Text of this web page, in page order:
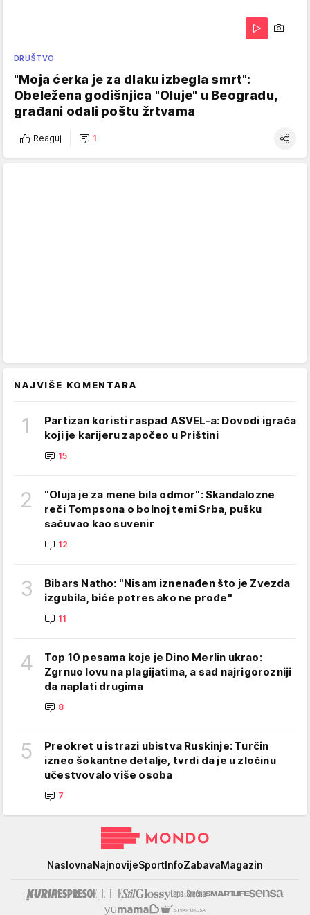
DRUŠTVO
"Moja ćerka je za dlaku izbegla smrt":
Obeležena godišnjica "Oluje" u Beogradu,
građani odali poštu žrtvama
Reaguj 1
NAJVIŠE KOMENTARA
1
Partizan koristi raspad ASVEL-a: Dovodi igrača
koji je karijeru započeo u Prištini
15
2
"Oluja je za mene bila odmor": Skandalozne
reči Tompsona o bolnoj temi Srba, pušku
sačuvao kao suvenir
12
3
Bibars Natho: "Nisam iznenađen što je Zvezda
izgubila, biće potres ako ne prođe"
11
4
Top 10 pesama koje je Dino Merlin ukrao:
Zgrnuo lovu na plagijatima, a sad najrigorozniji
da naplati drugima
8
5
Preokret u istrazi ubistva Ruskinje: Turčin
izneo šokantne detalje, tvrdi da je u zločinu
učestvovalo više osoba
7
NaslovnaNajnovijeSportInfoZabavaMagazin